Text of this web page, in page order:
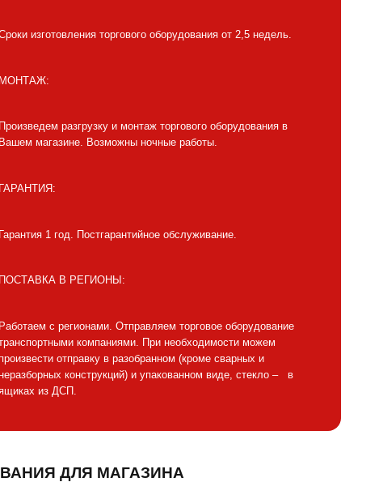
изготовления торгового оборудования от 2,5 недель.
МОНТАЖ:
Произведем разгрузку и монтаж торгового оборудования в
Вашем магазине. Возможны ночные работы.
ГАРАНТИЯ:
Гарантия 1 год. Постгарантийное обслуживание.
ПОСТАВКА В РЕГИОНЫ:
Работаем с регионами. Отправляем торговое оборудование
компаниями. При необходимости можем
произвести отправку в разобранном (кроме сварных и
неразборных конструкций) и упакованном виде, стекло – в
из ДСП.
ДЛЯ МАГАЗИНА